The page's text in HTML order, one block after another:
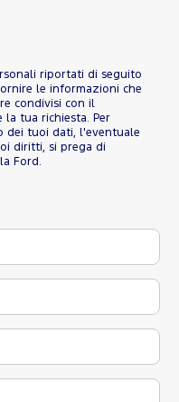
riportati di seguito
le informazioni che
condivisi con il
la tua richiesta. Per
dei tuoi dati, l'eventuale
diritti, si prega di
Ford.